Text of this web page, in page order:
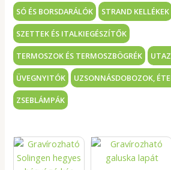
SÓ ÉS BORSDARÁLÓK STRAND KELLÉKEK
SZETTEK ÉS ITALKIEGÉSZÍTŐK
TERMOSZOK ÉS TERMOSZBÖGRÉK
ÜVEGNYITÓK UZSONNÁSDOBOZOK,
ZSEBLÁMPÁK